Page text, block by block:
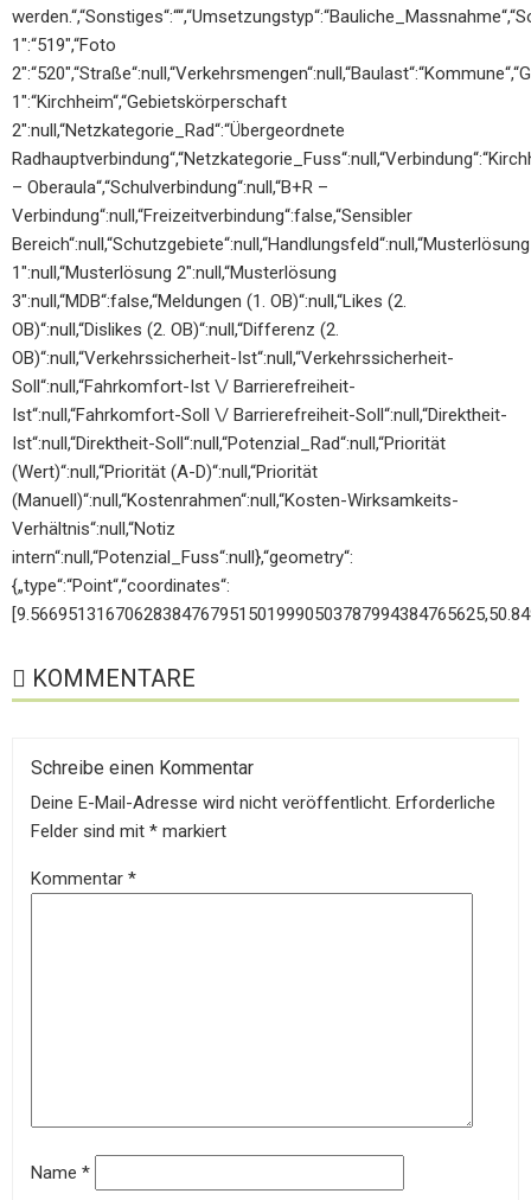
1″:“519″,“Foto
1″:“Kirchheim“,“Gebietskörperschaft
2″:null,“Netzkategorie_Rad“:“Übergeordnete
– Oberaula“,“Schulverbindung“:null,“B+R –
Verbindung“:null,“Freizeitverbindung“:false,“Sensibler
Bereich“:null,“Schutzgebiete“:null,“Handlungsfeld“:null,“Musterlösung
1″:null,“Musterlösung 2″:null,“Musterlösung
3″:null,“MDB“:false,“Meldungen (1. OB)“:null,“Likes (2.
OB)“:null,“Dislikes (2. OB)“:null,“Differenz (2.
OB)“:null,“Verkehrssicherheit-Ist“:null,“Verkehrssicherheit-
Soll“:null,“Fahrkomfort-Ist \/ Barrierefreiheit-
Ist“:null,“Fahrkomfort-Soll \/ Barrierefreiheit-Soll“:null,“Direktheit-
Ist“:null,“Direktheit-Soll“:null,“Potenzial_Rad“:null,“Priorität
(Wert)“:null,“Priorität (A-D)“:null,“Priorität
(Manuell)“:null,“Kostenrahmen“:null,“Kosten-Wirksamkeits-
Verhältnis“:null,“Notiz
intern“:null,“Potenzial_Fuss“:null},“geometry“:
{„type“:“Point“,“coordinates“:
KOMMENTARE
Schreibe einen Kommentar
Deine E-Mail-Adresse wird nicht veröffentlicht. Erforderliche
Felder sind mit * markiert
Kommentar *
Name *